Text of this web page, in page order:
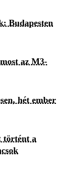
Budapesten
az M3-
hét ember
történt a